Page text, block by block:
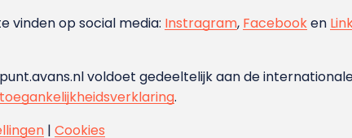
vinden op social media: Instragram, Facebooken
voldoet gedeeltelijk aan de
toegankelijkheidsverklaring.
|Cookies